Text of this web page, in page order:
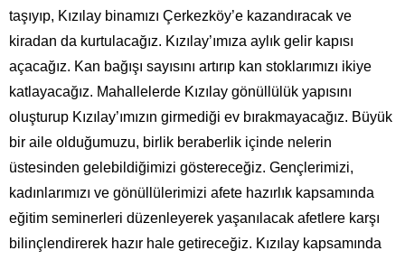
taşıyıp, Kızılay binamızı Çerkezköy’e kazandıracak ve
kiradan da kurtulacağız. Kızılay’ımıza aylık gelir kapısı
açacağız. Kan bağışı sayısını artırıp kan stoklarımızı ikiye
katlayacağız. Mahallelerde Kızılay gönüllülük yapısını
oluşturup Kızılay’ımızın girmediği ev bırakmayacağız. Büyük
bir aile olduğumuzu, birlik beraberlik içinde nelerin
üstesinden gelebildiğimizi göstereceğiz. Gençlerimizi,
kadınlarımızı ve gönüllülerimizi afete hazırlık kapsamında
eğitim seminerleri düzenleyerek yaşanılacak afetlere karşı
bilinçlendirerek hazır hale getireceğiz. Kızılay kapsamında